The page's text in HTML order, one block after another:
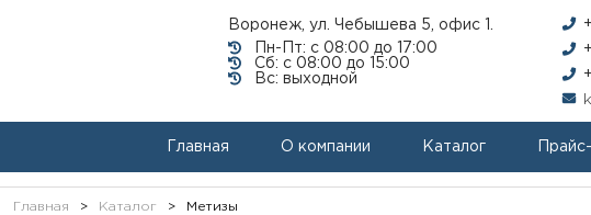
Воронеж, ул. Чебышева 5, офис 1.
Пн-Пт: с 08:00 до 17:00
Сб: с 08:00 до 15:00
Вс: выходной
Главная О компании Каталог
Главная > Каталог > Метизы